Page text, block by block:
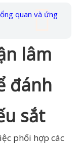
quan và ứng
lâm
đánh
sắt
phối hợp các